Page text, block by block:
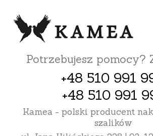
Potrzebujesz pomocy?
+48 510 991
+48 510 991
Kamea - polski producent
szalików